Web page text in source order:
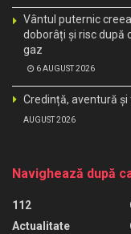
Vântul puternic
doborâți și risc după
gaz
6 AUGUST 2026
Credință, aventură
AUGUST 2026
Navighează după
112
Actualitate